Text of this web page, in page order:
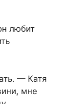
любит
— Катя
мне